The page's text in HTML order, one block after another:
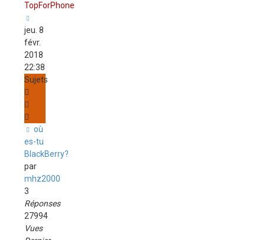
TopForPhone
jeu. 8
févr.
2018
22:38
Sujets
où
es-tu
BlackBerry?
par
mhz2000
3
Réponses
27994
Vues